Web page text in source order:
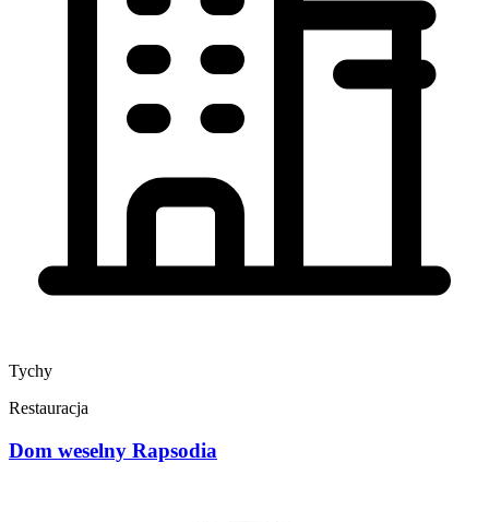
Tychy
Restauracja
Dom weselny Rapsodia